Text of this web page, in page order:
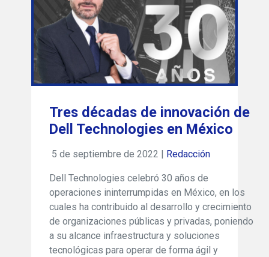
Tres décadas de innovación de
Dell Technologies en México
5 de septiembre de 2022 | Redacción
Dell Technologies celebró 30 años de
operaciones ininterrumpidas en México, en los
cuales ha contribuido al desarrollo y crecimiento
de organizaciones públicas y privadas, poniendo
a su alcance infraestructura y soluciones
tecnológicas para operar de forma ágil y